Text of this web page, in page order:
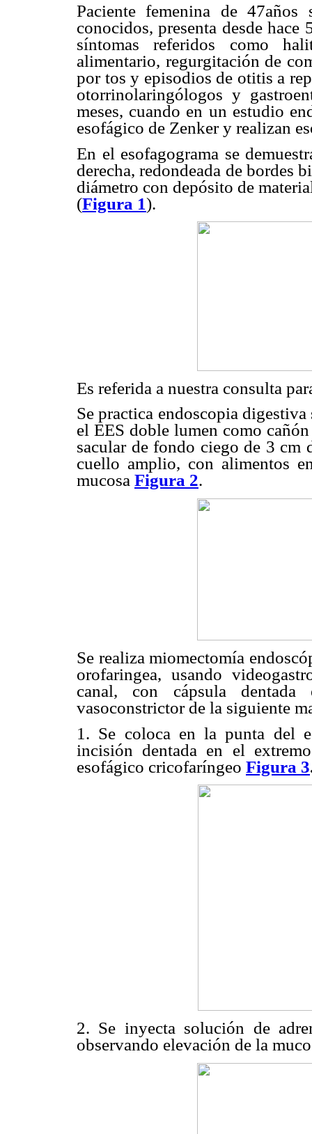
Paciente femenina de 47años
conocidos, presenta desde
síntomas referidos como
alimentario, regurgitación de
por tos y episodios de otitis a
otorrinolaringólogos y
meses, cuando en un estudio
esofágico de Zenker y realizan
En el esofagograma se
derecha, redondeada de bordes
diámetro con depósito de
(Figura 1).
Es referida a nuestra consulta
Se practica endoscopia
el EES doble lumen como
sacular de fondo ciego de 3 cm
cuello amplio, con alimentos
mucosa Figura 2.
Se realiza miomectomía
orofaringea, usando
canal, con cápsula
vasoconstrictor de la siguiente
1. Se coloca en la punta del
incisión dentada en el
esofágico cricofaríngeo Figura 3
2. Se inyecta solución de
observando elevación de la